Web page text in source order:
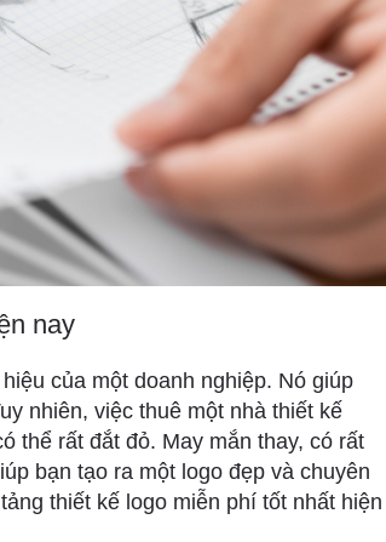
nay
của một doanh nghiệp. Nó giúp
nhiên, việc thuê một nhà thiết kế
thể rất đắt đỏ. May mắn thay, có rất
bạn tạo ra một logo đẹp và chuyên
thiết kế logo miễn phí tốt nhất hiện